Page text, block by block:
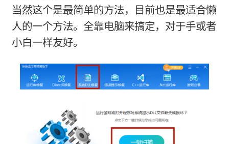
当然这个是最简单的方法，目前也是最适合懒
人的一个方法。全靠电脑来搞定，对于手或者
小白一样友好。